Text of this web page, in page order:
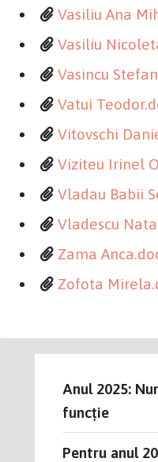
Vasiliu Ana
Vasiliu
Vasincu
Vatui
Vitovschi
Viziteu Irinel
Vladau Babii
Vladescu
Zama
Zofota
Anul 2025:
funcție
Pentru anul